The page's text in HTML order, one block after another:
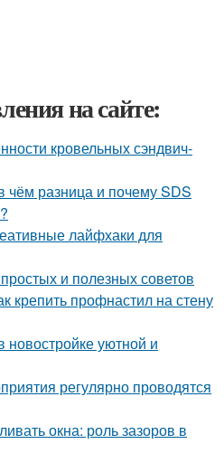
на сайте:
кровельных сэндвич-
чём разница и почему SDS
лайфхаки для
и полезных советов
крепить профнастил на стену
новостройке уютной и
регулярно проводятся
окна: роль зазоров в